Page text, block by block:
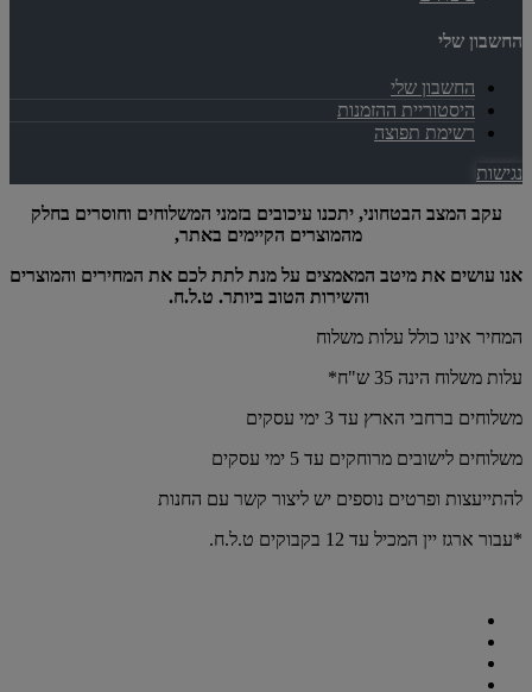
החשבון שלי
החשבון שלי
היסטוריית ההזמנות
רשימת תפוצה
נגישות
עקב המצב הבטחוני, יתכנו עיכובים בזמני המשלוחים וחוסרים בחלק
מהמוצרים הקיימים באתר,
אנו עושים את מיטב המאמצים על מנת לתת לכם את המחירים והמוצרים
והשירות הטוב ביותר. ט.ל.ח.
המחיר אינו כולל עלות משלוח
עלות משלוח הינה 35 ש"ח*
משלוחים ברחבי הארץ עד 3 ימי עסקים
משלוחים לישובים מרוחקים עד 5 ימי עסקים
להתייעצות ופרטים נוספים יש ליצור קשר עם החנות
*עבור ארגז יין המכיל עד 12 בקבוקים ט.ל.ח.